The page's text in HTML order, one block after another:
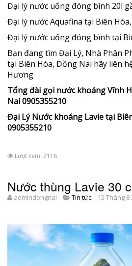
Đại lý nước uống đóng bình 20l
Đại lý nước Aquafina tại Biên
Đại lý nước uống đóng bình tại
Bạn đang tìm Đại Lý, Nhà Phân
tại Biên Hòa, Đồng Nai hãy liên
Hương
Tổng đài gọi nước khoáng Vĩnh
Nai 0905355210
Đại Lý Nước khoáng Lavie tại
0905355210
Lượt xem: 2116
Nước thùng Lavie 30
admindongnai Tin tức 15 Tháng 8